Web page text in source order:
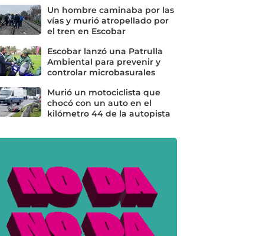
Un hombre caminaba por las
vías y murió atropellado por
el tren en Escobar
Escobar lanzó una Patrulla
Ambiental para prevenir y
controlar microbasurales
Murió un motociclista que
chocó con un auto en el
kilómetro 44 de la autopista